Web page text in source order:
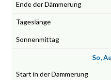
So,